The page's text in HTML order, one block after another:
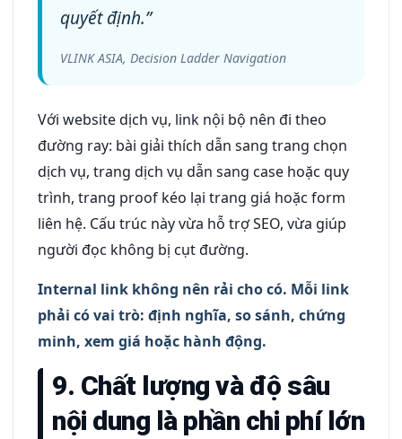
quyết định.”
VLINK ASIA, Decision Ladder Navigation
Với website dịch vụ, link nội bộ nên đi theo
đường ray: bài giải thích dẫn sang trang chọn
dịch vụ, trang dịch vụ dẫn sang case hoặc quy
trình, trang proof kéo lại trang giá hoặc form
liên hệ. Cấu trúc này vừa hỗ trợ SEO, vừa giúp
người đọc không bị cụt đường.
Internal link không nên rải cho có. Mỗi link
phải có vai trò: định nghĩa, so sánh, chứng
minh, xem giá hoặc hành động.
9. Chất lượng và độ sâu
nội dung là phần chi phí lớn